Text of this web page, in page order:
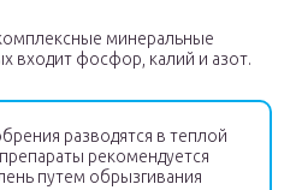
минеральные
входит фосфор, калий и азот.
разводятся в теплой
рекомендуется
путем обрызгивания